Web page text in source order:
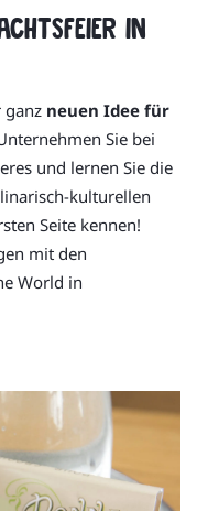
in
ganz neuen Idee für
Sie bei
und lernen Sie die
kulturellen
Seite kennen!
mit den
World in